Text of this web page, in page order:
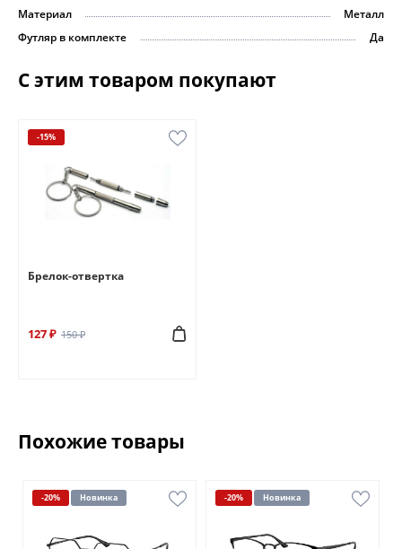
Материал
Металл
Футляр в комплекте
Да
С этим товаром покупают
-15%
Брелок-отвертка
127 ₽ 150 ₽
Похожие товары
-20% Новинка -20% Новинка